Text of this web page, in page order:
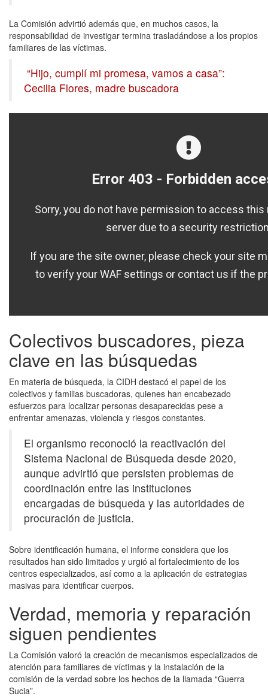
La Comisión advirtió además que, en muchos casos, la
responsabilidad de investigar termina trasladándose a los propios
familiares de las víctimas.
“Hijo, cumplí mi promesa, vamos a casa”:
Cecilia Flores, madre buscadora
Colectivos buscadores, pieza
clave en las búsquedas
En materia de búsqueda, la CIDH destacó el papel de los
colectivos y familias buscadoras, quienes han encabezado
esfuerzos para localizar personas desaparecidas pese a
enfrentar amenazas, violencia y riesgos constantes.
El organismo reconoció la reactivación del
Sistema Nacional de Búsqueda desde 2020,
aunque advirtió que persisten problemas de
coordinación entre las instituciones
encargadas de búsqueda y las autoridades de
procuración de justicia.
Sobre identificación humana, el informe considera que los
resultados han sido limitados y urgió al fortalecimiento de los
centros especializados, así como a la aplicación de estrategias
masivas para identificar cuerpos.
Verdad, memoria y reparación
siguen pendientes
La Comisión valoró la creación de mecanismos especializados de
atención para familiares de víctimas y la instalación de la
comisión de la verdad sobre los hechos de la llamada “Guerra
Sucia”.